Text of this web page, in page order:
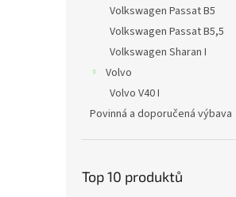
Volkswagen Passat B5
Volkswagen Passat B5,5
Volkswagen Sharan I
Volvo
Volvo V40 I
Povinná a doporučená výbava
Top 10 produktů